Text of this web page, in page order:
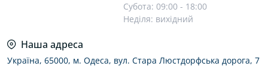
Субота: 09:00 - 18:00
Неділя: вихідний
Наша адреса
Україна, 65000, м. Одеса, вул. Стара Люстдорфська дорога, 7